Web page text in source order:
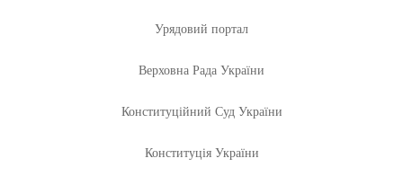
Урядовий портал
Верховна Рада України
Конституційний Суд України
Конституція України